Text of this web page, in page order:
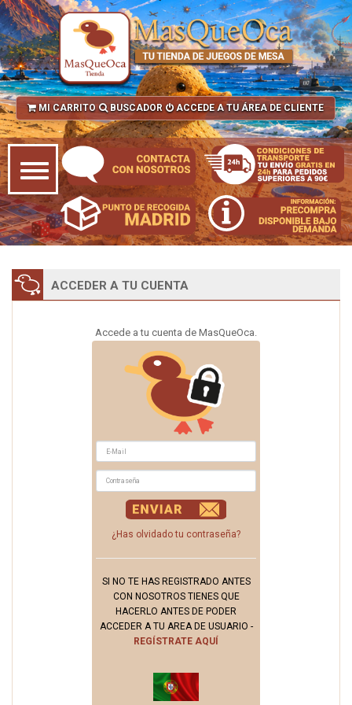
MI CARRITO BUSCADOR ACCEDE A TU ÁREA DE CLIENTE
ACCEDER A TU CUENTA
Accede a tu cuenta de MasQueOca.
¿Has olvidado tu contraseña?
SI NO TE HAS REGISTRADO ANTES
CON NOSOTROS TIENES QUE
HACERLO ANTES DE PODER
ACCEDER A TU AREA DE USUARIO -
REGÍSTRATE AQUÍ